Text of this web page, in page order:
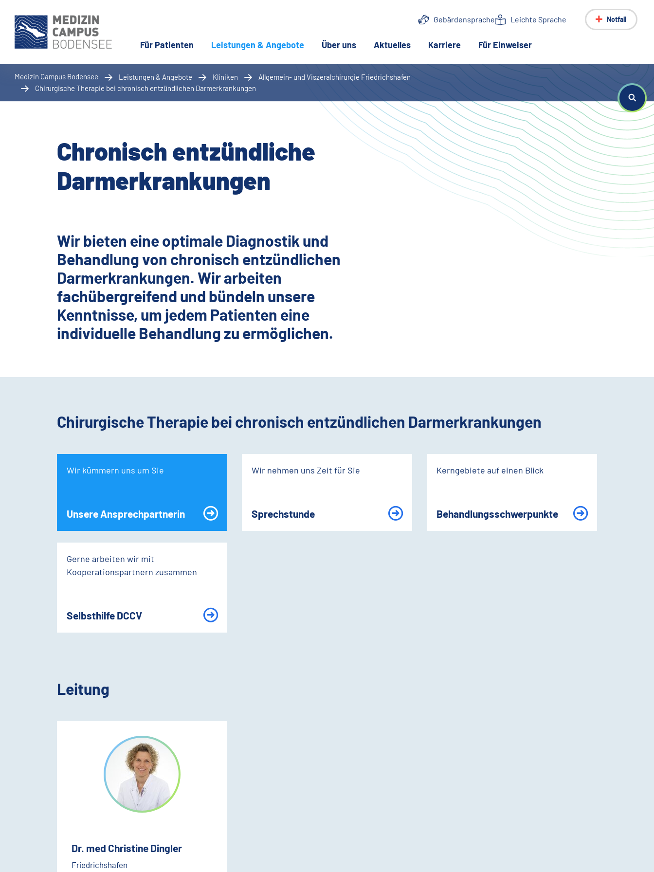
Für Patienten Leistungen & Angebote (aktuelle Seite)
Über uns Aktuelles Karriere Für Einweiser
Notfall
Gebärdensprache Leichte Sprache
Medizin Campus Bodensee Leistungen & Angebote Kliniken
Allgemein- und Viszeralchirurgie Friedrichshafen
Chirurgische Therapie bei chronisch entzündlichen Darmerkrankungen
Chronisch entzündliche
Darmerkrankungen
Wir bieten eine optimale Diagnostik und
Behandlung von chronisch entzündlichen
Darmerkrankungen. Wir arbeiten
fachübergreifend und bündeln unsere
Kenntnisse, um jedem Patienten eine
individuelle Behandlung zu ermöglichen.
Chirurgische Therapie bei chronisch entzündlichen Darmerkrankungen
Wir kümmern uns um Sie
Unsere Ansprechpartnerin
Wir nehmen uns Zeit für Sie
Sprechstunde
Kerngebiete auf einen Blick
Behandlungsschwerpunkte
Gerne arbeiten wir mit
Kooperationspartnern zusammen
Selbsthilfe DCCV
Leitung
Dr. med Christine Dingler
Friedrichshafen